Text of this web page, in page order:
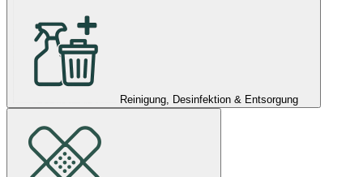
Reinigung, Desinfektion & Entsorgung